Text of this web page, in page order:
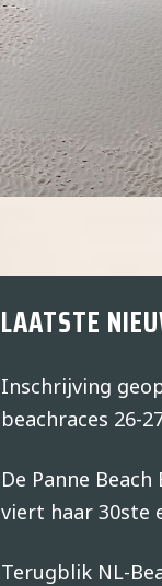
LAATSTE
Inschrijving
beachraces 26-
De Panne Beach
viert haar 30ste
Terugblik NL-